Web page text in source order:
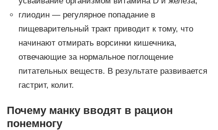
глиодин — регулярное попадание в
пищеварительный тракт приводит к тому, что
начинают отмирать ворсинки кишечника,
отвечающие за нормальное поглощение
питательных веществ. В результате развивается
гастрит, колит.
Почему манку вводят в рацион
понемногу